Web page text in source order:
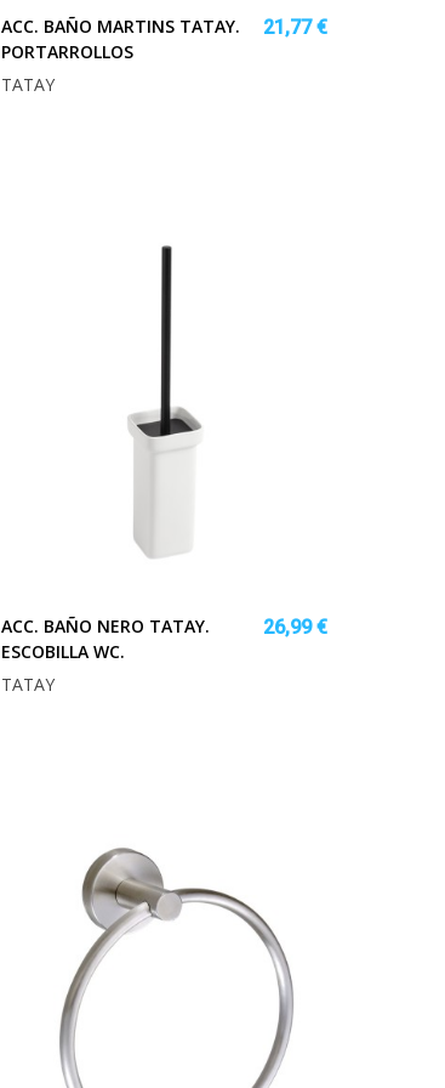
ACC. BAÑO MARTINS TATAY.
PORTARROLLOS
21,77 €
TATAY
ACC. BAÑO NERO TATAY.
ESCOBILLA WC.
26,99 €
TATAY